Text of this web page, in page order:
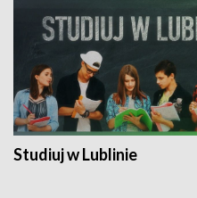
Studiuj w Lublinie